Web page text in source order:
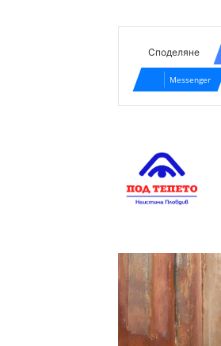
Споделяне
Messenger